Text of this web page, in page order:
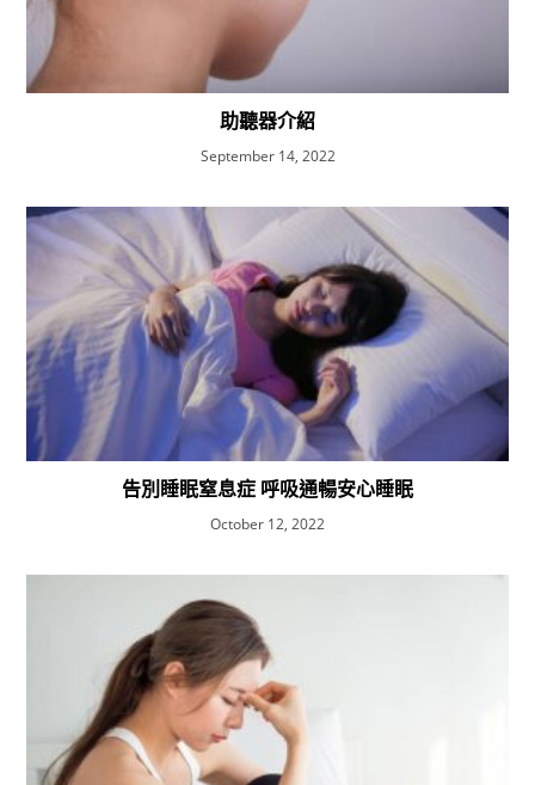
助聽器介紹
September 14, 2022
告別睡眠窒息症 呼吸通暢安心睡眠
October 12, 2022